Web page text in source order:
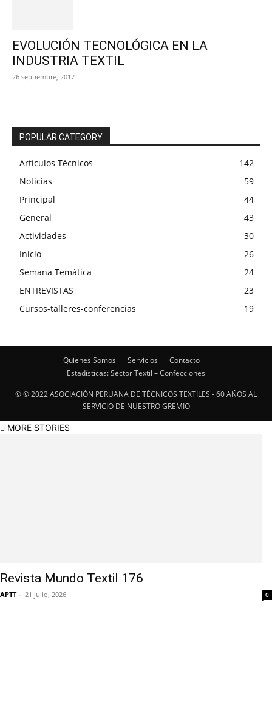
EVOLUCIÓN TECNOLÓGICA EN LA
INDUSTRIA TEXTIL
26 septiembre, 2017
POPULAR CATEGORY
Artículos Técnicos
142
Noticias
59
Principal
44
General
43
Actividades
30
Inicio
26
Semana Temática
24
ENTREVISTAS
23
Cursos-talleres-conferencias
19
Quienes Somos Servicios
Contacto
Estadísticas: Sector Textil – Confecciones
© © 2022 ASOCIACIÓN PERUANA DE TÉCNICOS TEXTILES - 60 AÑOS AL
SERVICIO DE NUESTRO GREMIO
MORE STORIES
Revista Mundo Textil 176
APTT - 21 julio, 2026 0